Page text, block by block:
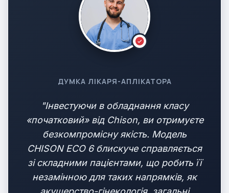
ДУМКА ЛІКАРЯ-АПЛІКАТОРА
"Інвестуючи в обладнання класу
«початковий» від Chison, ви отримуєте
безкомпромісну якість. Модель
CHISON ECO 6 блискуче справляється
зі складними пацієнтами, що робить її
незамінною для таких напрямків, як